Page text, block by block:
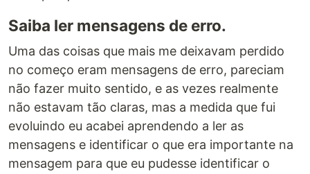
Saiba ler mensagens de erro.
Uma das coisas que mais me deixavam perdido
no começo eram mensagens de erro, pareciam
não fazer muito sentido, e as vezes realmente
não estavam tão claras, mas a medida que fui
evoluindo eu acabei aprendendo a ler as
mensagens e identificar o que era importante na
mensagem para que eu pudesse identificar o